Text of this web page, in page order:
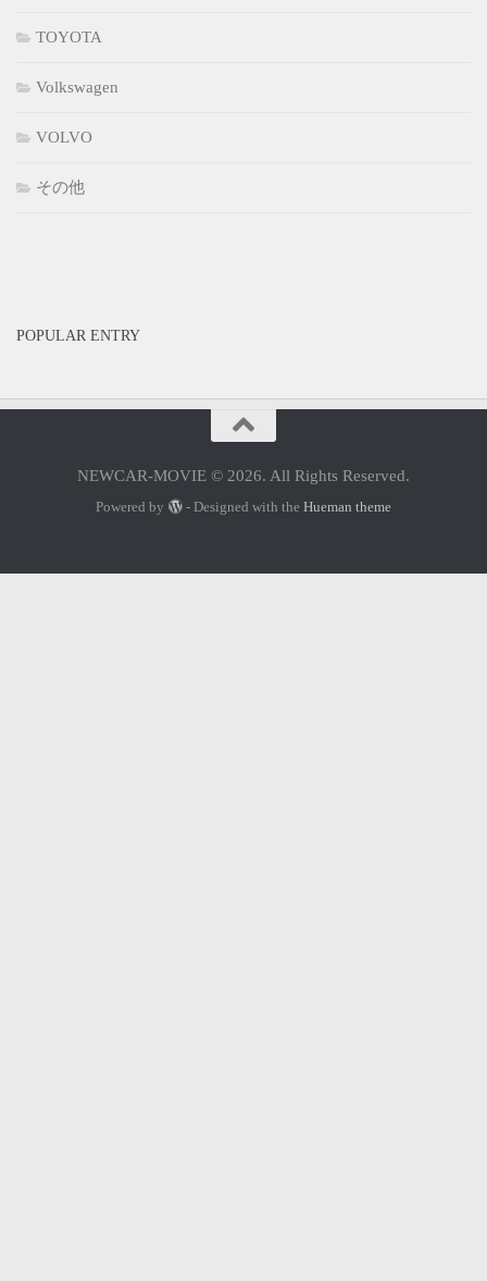
TOYOTA
Volkswagen
VOLVO
その他
POPULAR ENTRY
NEWCAR-MOVIE © 2026. All Rights Reserved.
Powered by - Designed with the Hueman theme